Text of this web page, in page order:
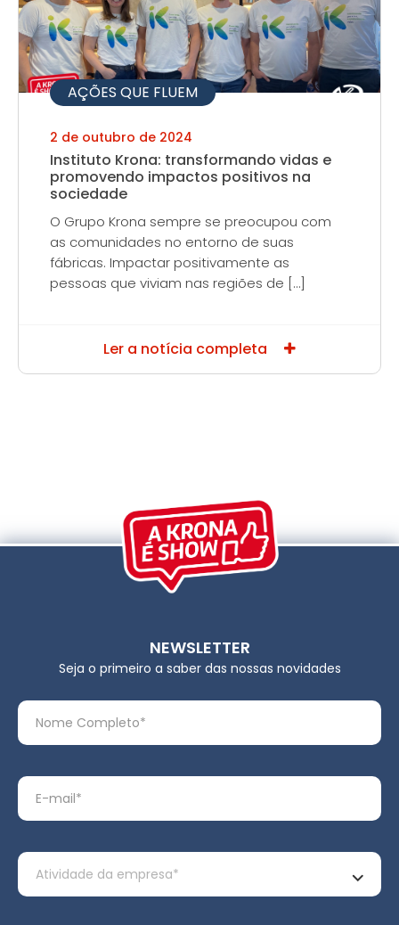
AÇÕES QUE FLUEM
2 de outubro de 2024
Instituto Krona: transformando vidas e
promovendo impactos positivos na
sociedade
O Grupo Krona sempre se preocupou com
as comunidades no entorno de suas
fábricas. Impactar positivamente as
pessoas que viviam nas regiões de […]
Ler a notícia completa
NEWSLETTER
Seja o primeiro a saber das nossas novidades